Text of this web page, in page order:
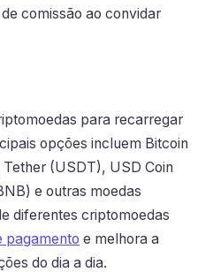
comissão ao convidar
para recarregar
opções incluem Bitcoin
(USDT), USD Coin
e outras moedas
diferentes criptomoedas
pagamento e melhora a
do dia a dia.